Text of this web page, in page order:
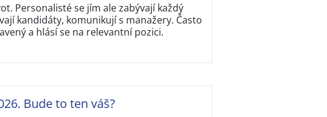
Personalisté se jím ale zabývají každý
kandidáty, komunikují s manažery. Často
a hlásí se na relevantní pozici.
Bude to ten váš?